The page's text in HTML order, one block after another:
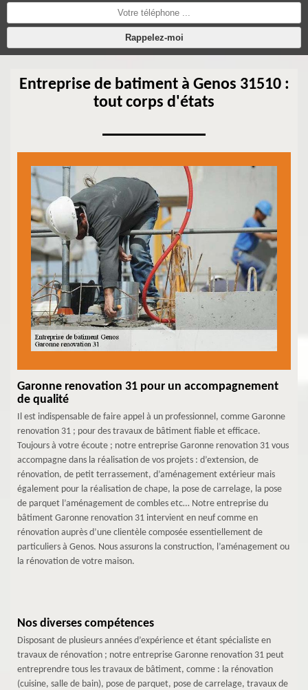
Entreprise de batiment à Genos 31510 :
tout corps d'états
Garonne renovation 31 pour un accompagnement
de qualité
Il est indispensable de faire appel à un professionnel, comme Garonne
renovation 31 ; pour des travaux de bâtiment fiable et efficace.
Toujours à votre écoute ; notre entreprise Garonne renovation 31 vous
accompagne dans la réalisation de vos projets : d’extension, de
rénovation, de petit terrassement, d’aménagement extérieur mais
également pour la réalisation de chape, la pose de carrelage, la pose
de parquet l’aménagement de combles etc… Notre entreprise du
bâtiment Garonne renovation 31 intervient en neuf comme en
rénovation auprès d’une clientèle composée essentiellement de
particuliers à Genos. Nous assurons la construction, l’aménagement ou
la rénovation de votre maison.
Nos diverses compétences
Disposant de plusieurs années d’expérience et étant spécialiste en
travaux de rénovation ; notre entreprise Garonne renovation 31 peut
entreprendre tous les travaux de bâtiment, comme : la rénovation
(cuisine, salle de bain), pose de parquet, pose de carrelage, travaux de